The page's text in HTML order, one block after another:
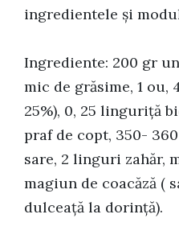
ingredientele și
Ingrediente: 200 gr
mic de grăsime, 1 ou,
25%), 0, 25 linguriță
praf de copt, 350-
sare, 2 linguri zahăr,
magiun de coacăză (
dulceață la dorință).